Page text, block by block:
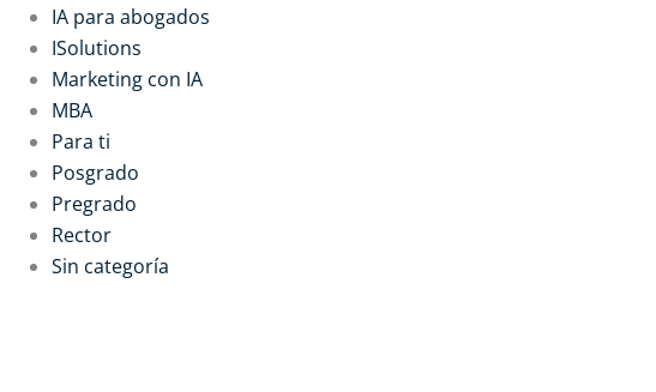
IA para abogados
ISolutions
Marketing con IA
MBA
Para ti
Posgrado
Pregrado
Rector
Sin categoría